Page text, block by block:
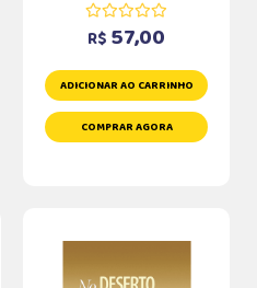
R$ 57,00
ADICIONAR AO CARRINHO
COMPRAR AGORA